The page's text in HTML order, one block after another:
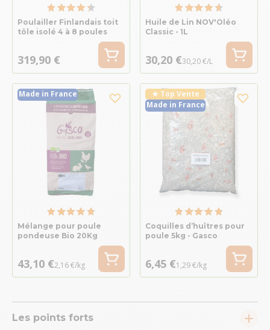
Poulailler Finlandais toit
tôle isolé 4 à 8 poules
319,90 €
Huile de Lin NOV'Oléo
Classic - 1L
30,20 €30,20 €/L
Made in France
Mélange pour poule
pondeuse Bio 20Kg
43,10 €2,16 €/kg
★ Top Vente
Made in France
Coquilles d’huîtres pour
poule 5kg - Gasco
6,45 €1,29 €/kg
Les points forts